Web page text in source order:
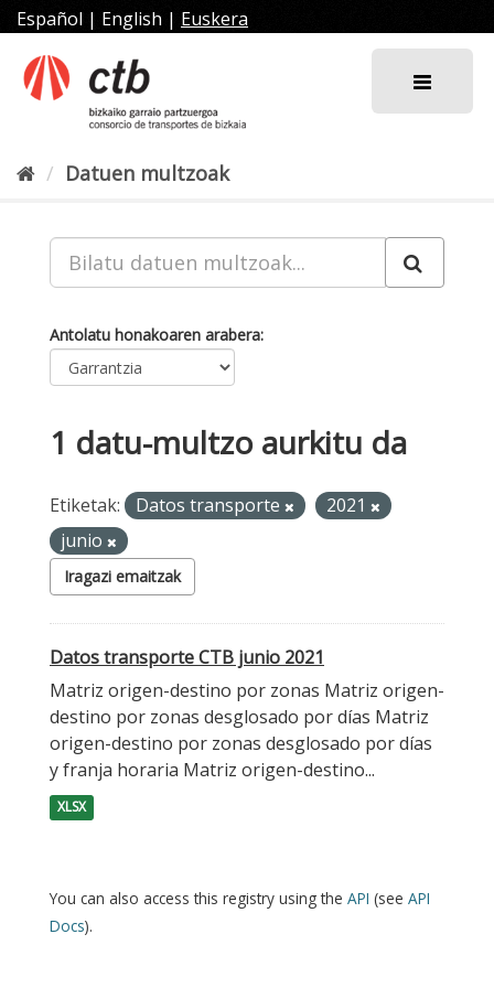
Joan
edukira
Español | English | Euskera
Datuen multzoak
Antolatu honakoaren arabera
1 datu-multzo aurkitu da
Etiketak: Datos transporte
2021
junio
Iragazi emaitzak
Datos transporte CTB junio 2021
Matriz origen-destino por zonas Matriz origen-
destino por zonas desglosado por días Matriz
origen-destino por zonas desglosado por días
y franja horaria Matriz origen-destino...
XLSX
You can also access this registry using the API (see API
Docs).